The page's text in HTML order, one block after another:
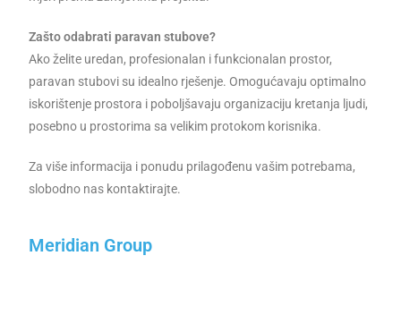
Zašto odabrati paravan stubove?
Ako želite uredan, profesionalan i funkcionalan prostor,
paravan stubovi su idealno rješenje. Omogućavaju optimalno
iskorištenje prostora i poboljšavaju organizaciju kretanja ljudi,
posebno u prostorima sa velikim protokom korisnika.
Za više informacija i ponudu prilagođenu vašim potrebama,
slobodno nas kontaktirajte.
Meridian Group